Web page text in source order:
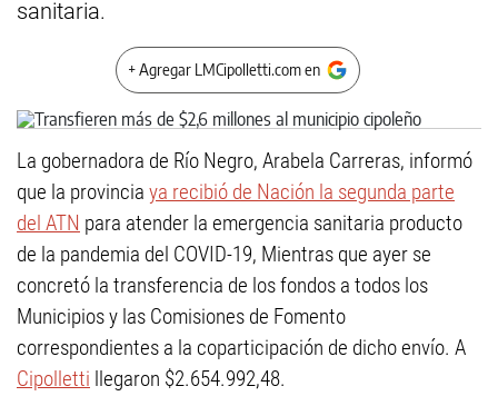
sanitaria.
+ Agregar LMCipolletti.com en
La gobernadora de Río Negro, Arabela Carreras, informó
que la provincia ya recibió de Nación la segunda parte
del ATN para atender la emergencia sanitaria producto
de la pandemia del COVID-19, Mientras que ayer se
concretó la transferencia de los fondos a todos los
Municipios y las Comisiones de Fomento
correspondientes a la coparticipación de dicho envío. A
Cipolletti llegaron $2.654.992,48.